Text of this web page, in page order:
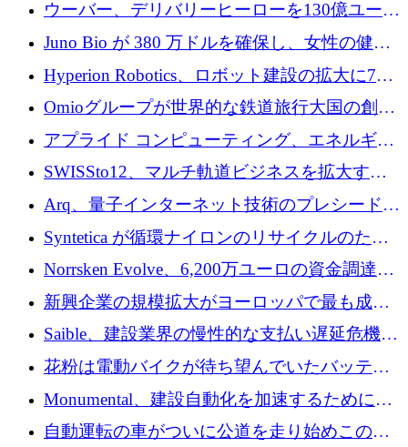
ウーバー、デリバリーヒーローを130億ユーロ
の契約で買収、99か国にまたがるプラットフ
ォームを構築
Juno Bio が 380 万ドルを確保し、女性の健康
専用の初のシーケンスラボを開設
Hyperion Robotics、ロボット建設の拡大に740
万ドルを確保
Omioグループが世界的な鉄道旅行大国の創設
を目指してRail Europeを買収
アプライド コンピューティング、エネルギー
向け基盤 AI の拡張に 2,000 万ドルを調達
SWISSto12、マルチ軌道ビジネスを拡大する
ためにシリーズCで7,000万ドルを調達
Arq、量子インターネット技術のプレシードと
して140万ドルを確保
Syntetica が循環ナイロンのリサイクルのため
にシリーズ A で 3,000 万ドルを調達
Norrsken Evolve、6,200万ユーロの資金調達
後、アムステルダムに根を張る
新興企業の規模拡大がヨーロッパで最も成功
した創業者を生み出す、アントラー氏が発見
Saible、建設業界の慢性的な支払い遅延危機に
対処するために 290 万ポンドを調達
花粉は電動バイクが待ち望んでいたバッテリ
ー交換ネットワークを構築している
Monumental、建設自動化を加速するためにシ
リーズ B で 3,200 万ドルを確保
自動運転の車がついに公道を走り始めこの国